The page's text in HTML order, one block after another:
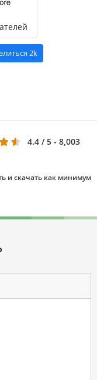
2k
4.4 / 5 - 8,003
и скачать как минимум